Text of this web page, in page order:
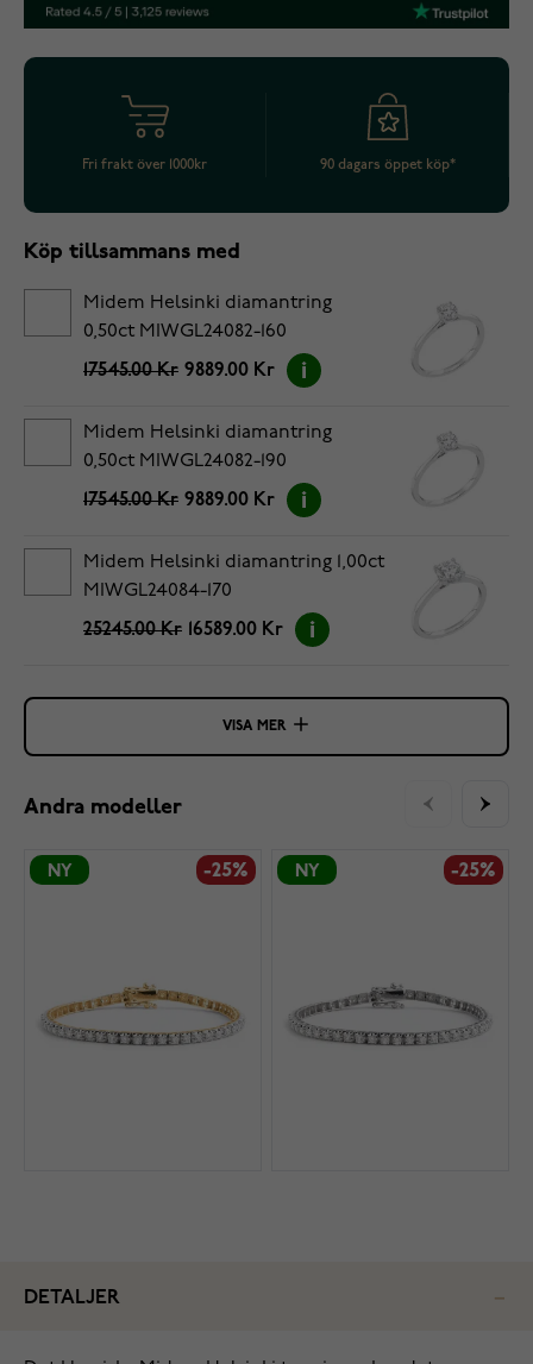
Fri frakt över 1000kr 90 dagars öppet köp*
Köp tillsammans med
Midem Helsinki diamantring
0,50ct MIWGL24082-160
17545.00 Kr 9889.00 Kr
Midem Helsinki diamantring
0,50ct MIWGL24082-190
17545.00 Kr 9889.00 Kr
Midem Helsinki diamantring 1,00ct
MIWGL24084-170
25245.00 Kr 16589.00 Kr
VISA MER
Andra modeller
NY -25% NY -25%
DETALJER